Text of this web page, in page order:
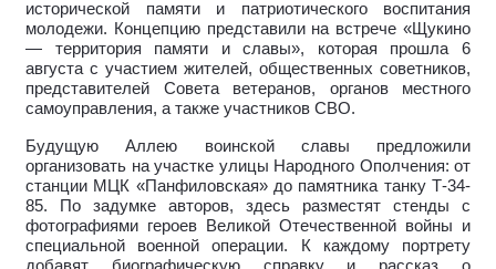
исторической памяти и патриотического воспитания
молодежи. Концепцию представили на встрече «Щукино
— территория памяти и славы», которая прошла 6
августа с участием жителей, общественных советников,
представителей Совета ветеранов, органов местного
самоуправления, а также участников СВО.
Будущую Аллею воинской славы предложили
организовать на участке улицы Народного Ополчения: от
станции МЦК «Панфиловская» до памятника танку Т-34-
85. По задумке авторов, здесь разместят стенды с
фотографиями героев Великой Отечественной войны и
специальной военной операции. К каждому портрету